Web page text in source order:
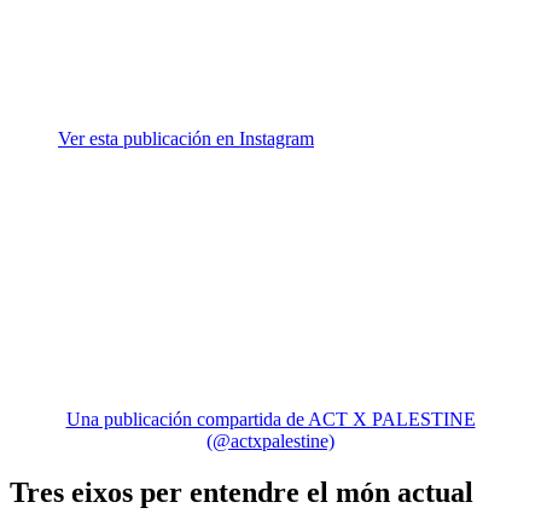
Ver esta publicación en Instagram
Una publicación compartida de ACT X PALESTINE
(@actxpalestine)
Tres eixos per entendre el món actual